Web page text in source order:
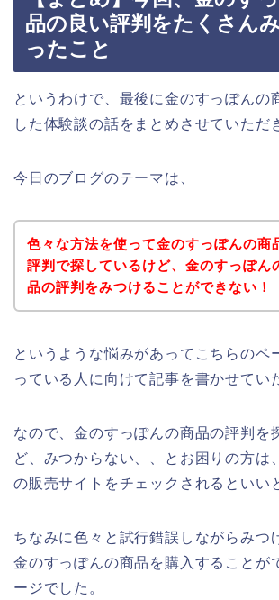
品の良い評判をたくさん
ったこと
というわけで、最後に金のすっぽんの
した体験談の話をまとめさせていただ
今日のブログのテーマは、
色々な方法を使って金のすっぽんの商
評判で探しているけど、金のすっぽん
品の評判をみつけることができない！
というような悩みがあってこちらのペ
っている人に向けて記事を書かせてい
なので、金のすっぽんの商品の評判を
ど、みつからない、、とお困りの方は
の販売サイトをチェックされるといい
ちなみに色々と試行錯誤しながらみつ
金のすっぽんの商品を購入することが
ージでした。